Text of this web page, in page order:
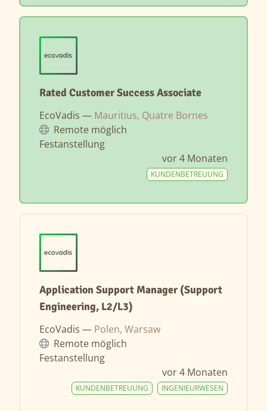
Rated Customer Success Associate
EcoVadis — Mauritius, Quatre Bornes
Remote möglich
Festanstellung
vor 4 Monaten
KUNDENBETREUUNG
Application Support Manager (Support
Engineering, L2/L3)
EcoVadis — Polen, Warsaw
Remote möglich
Festanstellung
vor 4 Monaten
INGENIEURWESEN
KUNDENBETREUUNG